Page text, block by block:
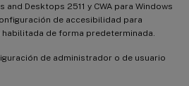
Desktops 2511 y CWA para Windows
de accesibilidad para
de forma predeterminada.
de administrador o de usuario